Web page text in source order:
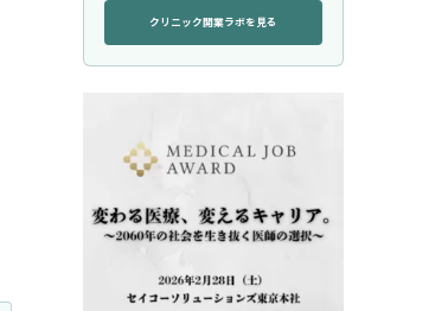
クリニック開業ラボを見る